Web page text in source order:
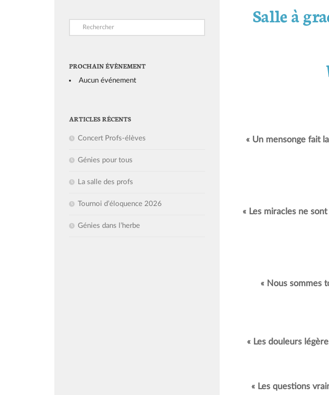
Salle à
« Un mensonge fait
« Les miracles ne
« Nous sommes
« Les douleurs
« Les questions
PROCHAIN ÉVÈNEMENT
Aucun événement
ARTICLES RÉCENTS
Concert Profs-élèves
Génies pour tous
La salle des profs
Tournoi d’éloquence 2026
Génies dans l’herbe